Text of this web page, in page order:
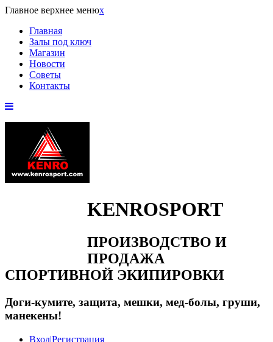
Главное верхнее менюx
Главная
Залы под ключ
Магазин
Новости
Советы
Контакты
KENROSPORT
ПРОИЗВОДСТВО И
ПРОДАЖА
СПОРТИВНОЙ ЭКИПИРОВКИ
Доги-кумите, защита, мешки, мед-болы, груши,
манекены!
Вход|Регистрация